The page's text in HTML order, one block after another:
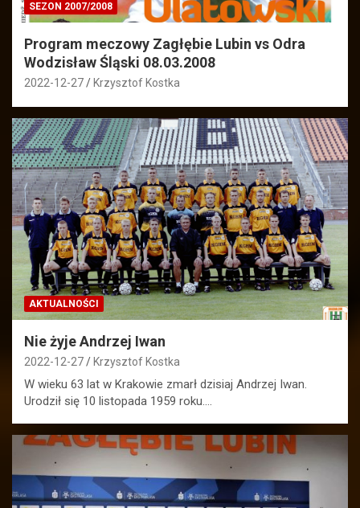
SEZON 2007/2008
Program meczowy Zagłębie Lubin vs Odra
Wodzisław Śląski 08.03.2008
2022-12-27 Krzysztof Kostka
AKTUALNOŚCI
Nie żyje Andrzej Iwan
2022-12-27 Krzysztof Kostka
W wieku 63 lat w Krakowie zmarł dzisiaj Andrzej Iwan.
Urodził się 10 listopada 1959 roku.…